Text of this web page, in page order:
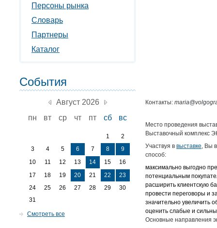
Контакты:
Место проведения
Выставочный комплекс
Участвуя в выставке, Вы
способ:
максимально выгодно
потенциальным
расширить клиентскую
провести переговоры и
значительно увеличить
оценить слабые и
Основные направления
Персоны рынка
Словарь
Партнеры
Каталог
События
Август 2026
пн
вт ср чт пт сб вс
1
2
3
4 5 6 7 8
9
10
11 12 13 14 15
16
17
18 19 20 21 22
23
24
25 26 27 28 29
30
31
Смотреть все